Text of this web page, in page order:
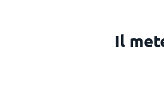
Il